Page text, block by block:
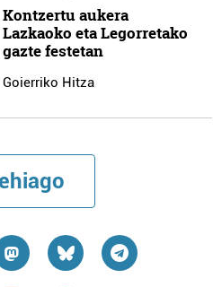
Kontzertu aukera
Lazkaoko eta Legorretako
gazte festetan
Goierriko Hitza